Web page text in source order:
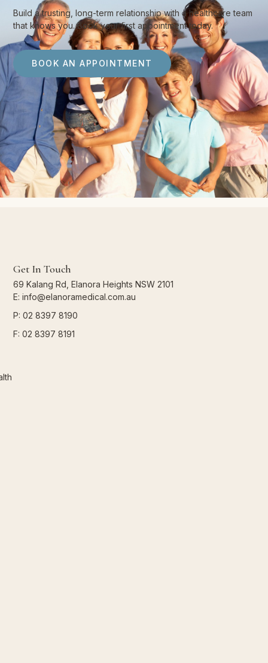
Build a trusting, long-term relationship with a healthcare team
that knows you. Book your first appointment today.
BOOK AN APPOINTMENT
Get In Touch
69 Kalang Rd, Elanora Heights NSW 2101
E: info@elanoramedical.com.au
P: 02 8397 8190
F: 02 8397 8191